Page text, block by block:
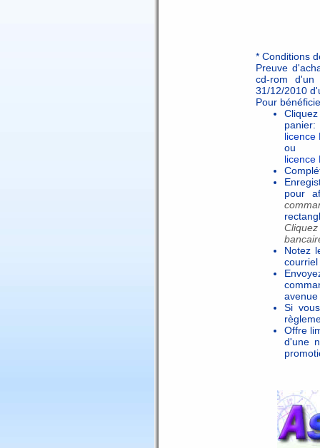
* Conditions
Preuve
cd-rom d'un
31/12/2010
Pour
panier:
licence
ou
licence
pour
Notez
Si
Offre
d'une